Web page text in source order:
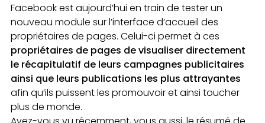
Facebook est aujourd’hui en train de tester un
nouveau module sur l’interface d’accueil des
propriétaires de pages. Celui-ci permet à ces
propriétaires de pages de visualiser directement
le récapitulatif de leurs campagnes publicitaires
ainsi que leurs publications les plus attrayantes
afin qu’ils puissent les promouvoir et ainsi toucher
plus de monde.